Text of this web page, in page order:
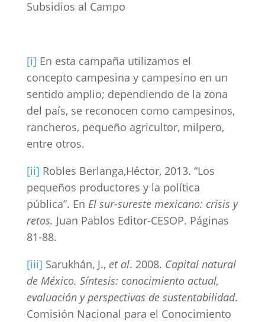
Subsidios al Campo
[i] En esta campaña utilizamos el
concepto campesina y campesino en un
sentido amplio; dependiendo de la zona
del país, se reconocen como campesinos,
rancheros, pequeño agricultor, milpero,
entre otros.
[ii] Robles Berlanga,Héctor, 2013. “Los
pequeños productores y la política
pública”. En El sur-sureste mexicano: crisis y
retos. Juan Pablos Editor-CESOP. Páginas
81-88.
[iii] Sarukhán, J., et al. 2008. Capital natural
de México. Síntesis: conocimiento actual,
evaluación y perspectivas de sustentabilidad.
Comisión Nacional para el Conocimiento